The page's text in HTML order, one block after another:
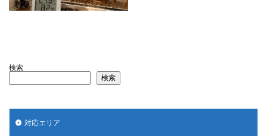
検索
検索
対応エリア